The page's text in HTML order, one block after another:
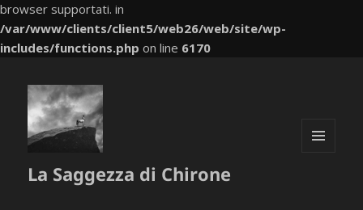
browser supportati. in
/var/www/clients/client5/web26/web/site/wp-
includes/functions.php on line 6170
La Saggezza di Chirone